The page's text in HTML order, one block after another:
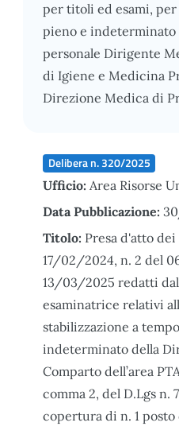
per titoli ed esami,
pieno e indeterminato
personale Dirigente
di Igiene e Medicina
Direzione Medica di
Delibera n. 320/2025
Ufficio: Area Risorse
Data Pubblicazione:
Titolo: Presa d'atto dei
17/02/2024, n. 2 del
13/03/2025 redatti
esaminatrice relativi
stabilizzazione a
indeterminato della
Comparto dell’area
comma 2, del D.Lgs n.
copertura di n. 1